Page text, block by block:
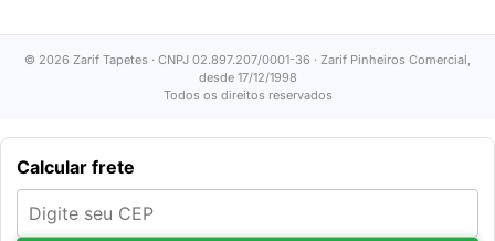
© 2026 Zarif Tapetes · CNPJ 02.897.207/0001-36 · Zarif Pinheiros Comercial,
desde 17/12/1998
Todos os direitos reservados
Calcular frete